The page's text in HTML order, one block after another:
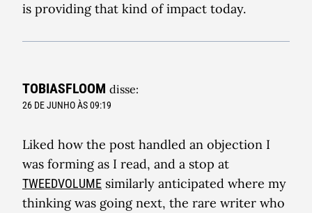
is providing that kind of impact today.
TOBIASFLOOM disse:
26 DE JUNHO ÀS 09:19
Liked how the post handled an objection I
was forming as I read, and a stop at
TWEEDVOLUME similarly anticipated where my
thinking was going next, the rare writer who